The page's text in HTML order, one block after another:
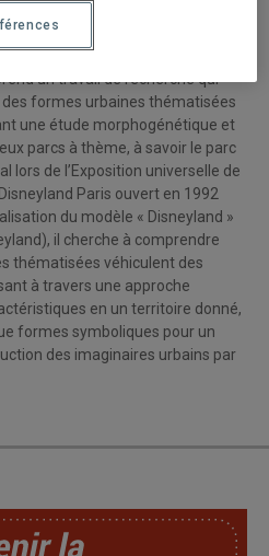
des sites à l’Université
durant lequel il a
visites touristiques du Marché
un travail de recherche qui
formes urbaines thématisées
une étude morphogénétique et
parcs à thème, à savoir le parc
lors de l’Exposition universelle de
Paris ouvert en 1992
du modèle « Disneyland »
il cherche à comprendre
thématisées véhiculent des
à travers une approche
en un territoire donné,
formes symboliques pour un
des imaginaires urbains par